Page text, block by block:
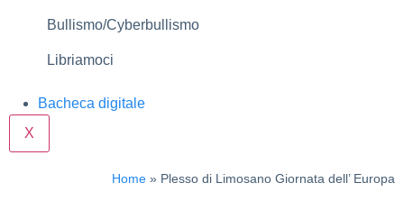
Bullismo/Cyberbullismo
Libriamoci
Bacheca digitale
X
Home » Plesso di Limosano Giornata dell’ Europa